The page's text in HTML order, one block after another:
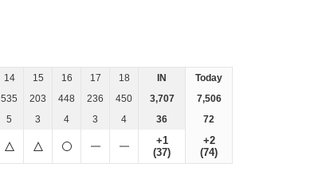
14 15 16 17 18 IN
Today
535 203 448 236 450 3,707
7,506
5 3 4 3 4 36 72
+1
(37)
+2
(74)